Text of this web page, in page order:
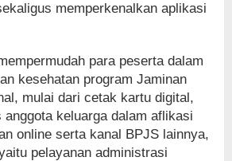
memperkenalkan aplikasi
para peserta dalam
kesehatan program Jaminan
mulai dari cetak kartu digital,
anggota keluarga dalam aflikasi
online serta kanal BPJS lainnya,
pelayanan administrasi